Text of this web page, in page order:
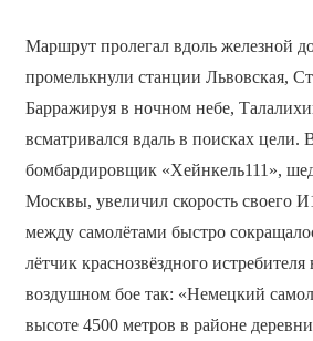
Маршрут пролегал вдоль железной
промелькнули станции Львовская,
Барражируя в ночном небе,
всматривался вдаль в поисках цели.
бомбардировщик «Хейнкель­111»,
Москвы, увеличил скорость своего
между самолётами быстро
лётчик краснозвёздного
воздушном бое так: «Немецкий
высоте 4500 метров в районе